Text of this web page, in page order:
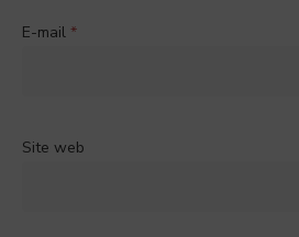
E-mail *
Site web